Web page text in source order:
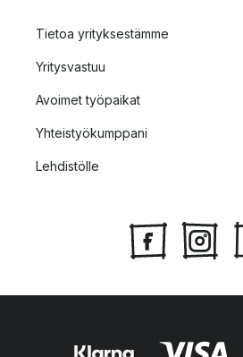
Tietoa yrityksestämme
Yritysvastuu
Avoimet työpaikat
Yhteistyökumppani
Lehdistölle